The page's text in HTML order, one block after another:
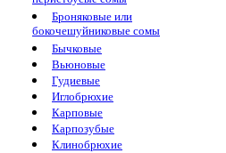
Броняковые или
бокочешуйниковые сомы
Бычковые
Вьюновые
Гудиевые
Иглобрюхие
Карповые
Карпозубые
Клинобрюхие